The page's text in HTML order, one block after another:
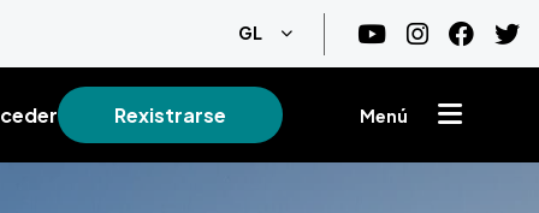
GL List additional actions
Rexistrarse Menú